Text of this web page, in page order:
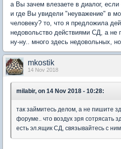
а Вы зачем влезаете в диалог,
и где Вы увидели "неуважение" в
человеку? то, что я предложила
недовольство действиями СД, а не
ну-ну.. много здесь недовольных,
mkostik
14 Nov 2018
milabir, on 14 Nov 2018 - 10:28:
так займитесь делом, а не пишите
форуме.. что воздух зря сотрясать
есть эл.ящик СД, связывайтесь с